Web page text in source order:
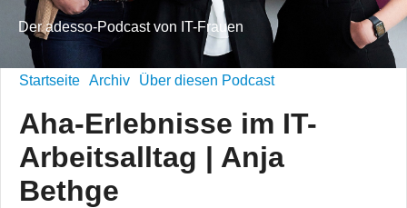
Der adesso-Podcast von IT-Frauen
Startseite Archiv Über diesen Podcast
Aha-Erlebnisse im IT-
Arbeitsalltag | Anja
Bethge